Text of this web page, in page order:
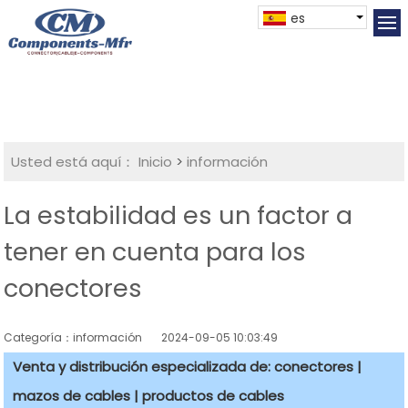
es
Usted está aquí： Inicio >información
La estabilidad es un factor a
tener en cuenta para los
conectores
Categoría：información 2024-09-05 10:03:49
Venta y distribución especializada de: conectores |
mazos de cables | productos de cables